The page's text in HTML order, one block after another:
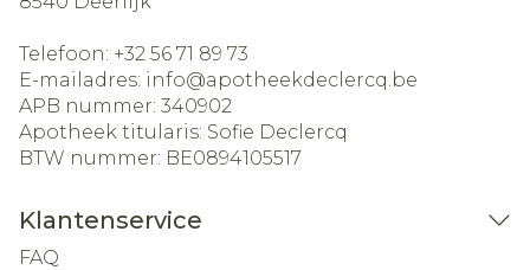
Telefoon: +32 56 71 89 73
E-mailadres: info@apotheekdeclercq.be
APB nummer: 340902
Apotheek titularis: Sofie Declercq
BTW nummer: BE0894105517
Klantenservice
FAQ